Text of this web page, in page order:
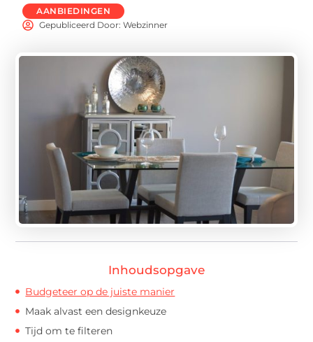
AANBIEDINGEN
Gepubliceerd Door: Webzinner
Inhoudsopgave
Budgeteer op de juiste manier
Maak alvast een designkeuze
Tijd om te filteren